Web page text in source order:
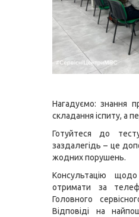
Нагадуємо: знання
складання іспиту, а
Готуйтеся до
заздалегідь – це
жодних порушень.
Консультацію
отримати за
Головного
Відповіді на